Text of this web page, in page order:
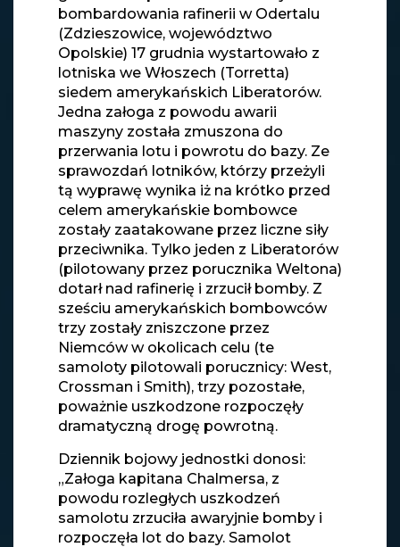
bombardowania rafinerii w Odertalu
(Zdzieszowice, województwo
Opolskie) 17 grudnia wystartowało z
lotniska we Włoszech (Torretta)
siedem amerykańskich Liberatorów.
Jedna załoga z powodu awarii
maszyny została zmuszona do
przerwania lotu i powrotu do bazy. Ze
sprawozdań lotników, którzy przeżyli
tą wyprawę wynika iż na krótko przed
celem amerykańskie bombowce
zostały zaatakowane przez liczne siły
przeciwnika. Tylko jeden z Liberatorów
(pilotowany przez porucznika Weltona)
dotarł nad rafinerię i zrzucił bomby. Z
sześciu amerykańskich bombowców
trzy zostały zniszczone przez
Niemców w okolicach celu (te
samoloty pilotowali porucznicy: West,
Crossman i Smith), trzy pozostałe,
poważnie uszkodzone rozpoczęły
dramatyczną drogę powrotną.
Dziennik bojowy jednostki donosi:
„Załoga kapitana Chalmersa, z
powodu rozległych uszkodzeń
samolotu zrzuciła awaryjnie bomby i
rozpoczęła lot do bazy. Samolot